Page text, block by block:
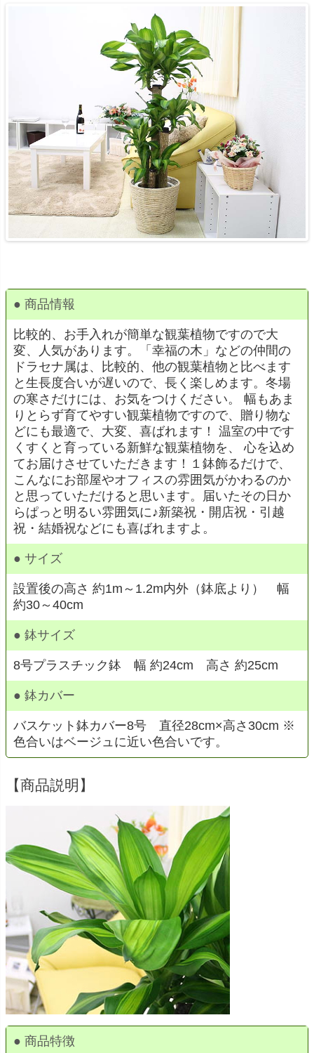
● 商品情報
比較的、お手入れが簡単な観葉植物ですので大
変、人気があります。「幸福の木」などの仲間の
ドラセナ属は、比較的、他の観葉植物と比べます
と生長度合いが遅いので、長く楽しめます。冬場
の寒さだけには、お気をつけください。 幅もあま
りとらず育てやすい観葉植物ですので、贈り物な
どにも最適で、大変、喜ばれます！ 温室の中です
くすくと育っている新鮮な観葉植物を、 心を込め
てお届けさせていただきます！１鉢飾るだけで、
こんなにお部屋やオフィスの雰囲気がかわるのか
と思っていただけると思います。届いたその日か
らぱっと明るい雰囲気に♪新築祝・開店祝・引越
祝・結婚祝などにも喜ばれますよ。
● サイズ
設置後の高さ 約1m～1.2m内外（鉢底より） 幅
約30～40cm
● 鉢サイズ
8号プラスチック鉢 幅 約24cm 高さ 約25cm
● 鉢カバー
バスケット鉢カバー8号 直径28cm×高さ30cm ※
色合いはベージュに近い色合いです。
【商品説明】
● 商品特徴